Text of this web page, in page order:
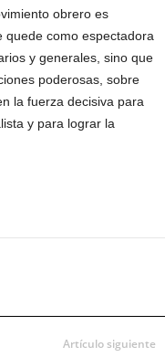
obrero es
quede como espectadora
y generales, sino que
poderosas, sobre
la fuerza decisiva para
y para lograr la
Artículo siguiente